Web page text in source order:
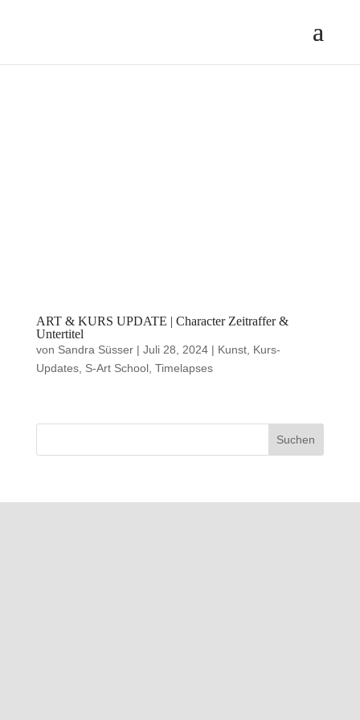
ART & KURS UPDATE | Character Zeitraffer &
Untertitel
von Sandra Süsser| Juli 28, 2024| Kunst, Kurs-
Updates, S-Art School, Timelapses